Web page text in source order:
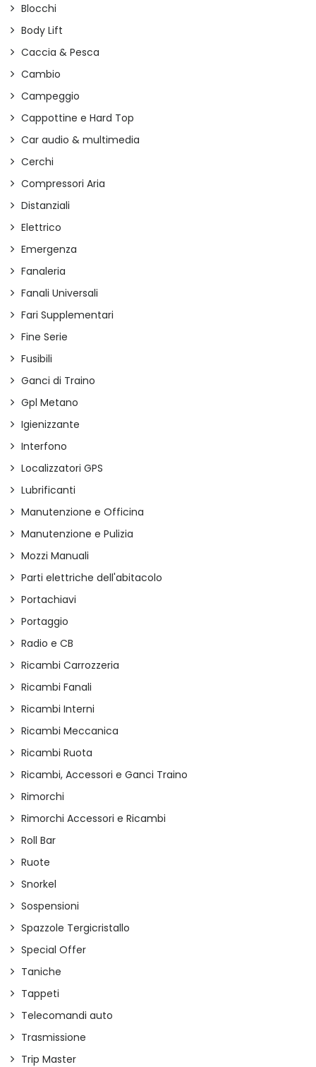
Blocchi
Body Lift
Caccia & Pesca
Cambio
Campeggio
Cappottine e Hard Top
Car audio & multimedia
Cerchi
Compressori Aria
Distanziali
Elettrico
Emergenza
Fanaleria
Fanali Universali
Fari Supplementari
Fine Serie
Fusibili
Ganci di Traino
Gpl Metano
Igienizzante
Interfono
Localizzatori GPS
Lubrificanti
Manutenzione e Officina
Manutenzione e Pulizia
Mozzi Manuali
Parti elettriche dell'abitacolo
Portachiavi
Portaggio
Radio e CB
Ricambi Carrozzeria
Ricambi Fanali
Ricambi Interni
Ricambi Meccanica
Ricambi Ruota
Ricambi, Accessori e Ganci Traino
Rimorchi
Rimorchi Accessori e Ricambi
Roll Bar
Ruote
Snorkel
Sospensioni
Spazzole Tergicristallo
Special Offer
Taniche
Tappeti
Telecomandi auto
Trasmissione
Trip Master